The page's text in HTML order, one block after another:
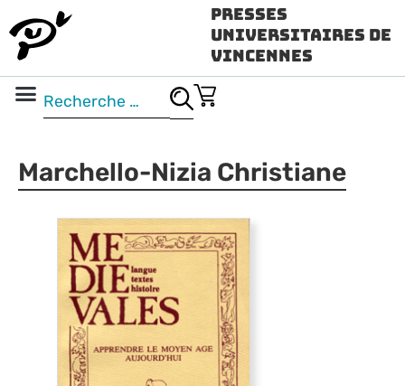
Presses
Universitaires de
Vincennes
Marchello-Nizia Christiane